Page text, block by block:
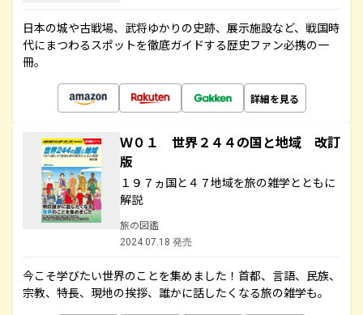
日本の城や古戦場、武将ゆかりの史跡、展示施設など、戦国時
代にまつわるスポットを徹底ガイドする歴史ファン必携の一
冊。
詳細を見る
Ｗ０１ 世界２４４の国と地域 改訂
版
１９７ヵ国と４７地域を旅の雑学とともに
解説
旅の図鑑
2024.07.18 発売
今こそ学びたい世界のことを集めました！首都、言語、民族、
宗教、特長、現地の挨拶、誰かに話したくなる旅の雑学も。